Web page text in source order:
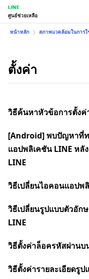
LINE
ศูนย์ช่วยเหลือ
หน้าหลัก สภาพแวดล้อมในการใ
ตั้งค่า
วิธีค้นหาหัวข้อการตั้ง
[Android] พบปัญหาที่
แอปพลิเคชัน LINE หลั
LINE
วิธีเปลี่ยนไอคอนแอปพ
วิธีเปลี่ยนรูปแบบตัวอัก
LINE
วิธีตั้งค่าล็อครหัสผ่านบ
วิธีตั้งค่ารายละเอียดรูป